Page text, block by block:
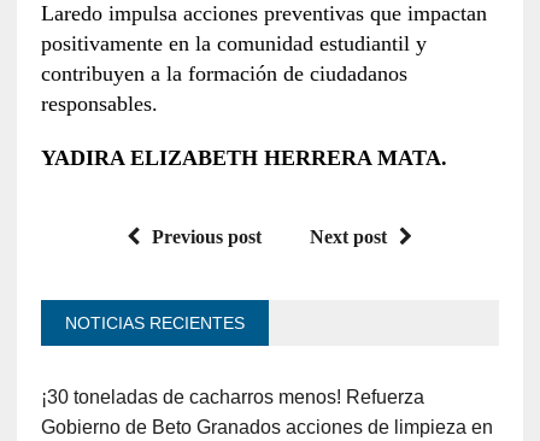
Laredo impulsa acciones preventivas que impactan
positivamente en la comunidad estudiantil y
contribuyen a la formación de ciudadanos
responsables.
YADIRA ELIZABETH HERRERA MATA.
Previous post Next post
NOTICIAS RECIENTES
¡30 toneladas de cacharros menos! Refuerza
Gobierno de Beto Granados acciones de limpieza en